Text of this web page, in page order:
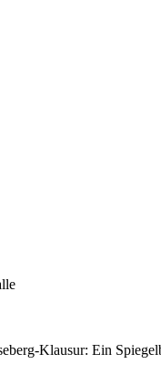
Klausur: Ein